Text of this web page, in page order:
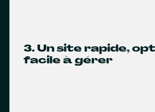
3. Un site rapide,
facile à gérer